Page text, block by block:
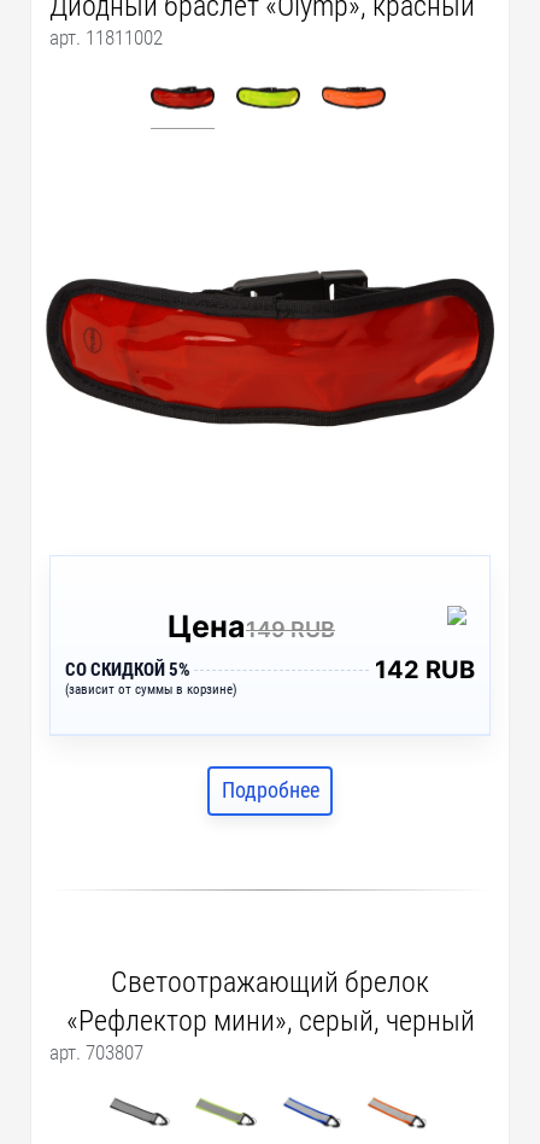
арт. 11811002
Цена149 RUB
СО СКИДКОЙ 5%
(зависит от суммы в корзине)
142 RUB
Подробнее
Светоотражающий брелок
«Рефлектор мини», серый, черный
арт. 703807